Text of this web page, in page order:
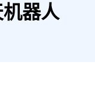
器人